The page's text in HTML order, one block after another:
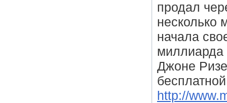
продал
несколько
начала
Джоне
http://